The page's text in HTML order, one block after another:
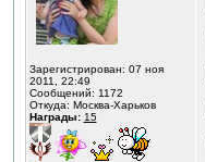
Зарегистрирован: 07 ноя
2011, 22:49
Сообщений: 1172
Откуда: Москва-Харьков
Награды: 15